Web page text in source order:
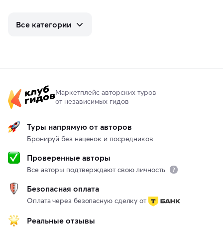
Все категории
Маркетплейс авторских туров
от независимых гидов
Туры напрямую от авторов
Бронируй без наценок и посредников
Проверенные авторы
Все авторы подтверждают свою личность
Безопасная оплата
Оплата через безопасную сделку от
Реальные отзывы